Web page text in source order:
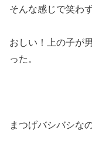
そんな感じで笑わ
おしい！上の子が
った。
まつげバシバシな